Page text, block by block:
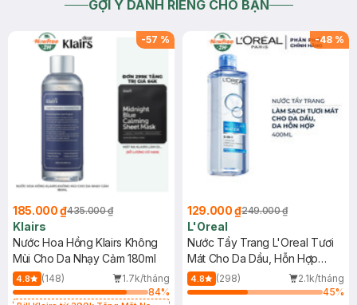
GỢI Ý DÀNH RIÊNG CHO BẠN
-57 %
185.000 ₫435.000 ₫
Klairs
Nước Hoa Hồng Klairs Không
Mùi Cho Da Nhạy Cảm 180ml
4.8 (148)
1.7k/tháng
84%
-48 %
129.000 ₫249.000 ₫
L'Oreal
Nước Tẩy Trang L'Oreal Tươi
Mát Cho Da Dầu, Hỗn Hợp
400ml
4.8 (298)
2.1k/tháng
45%